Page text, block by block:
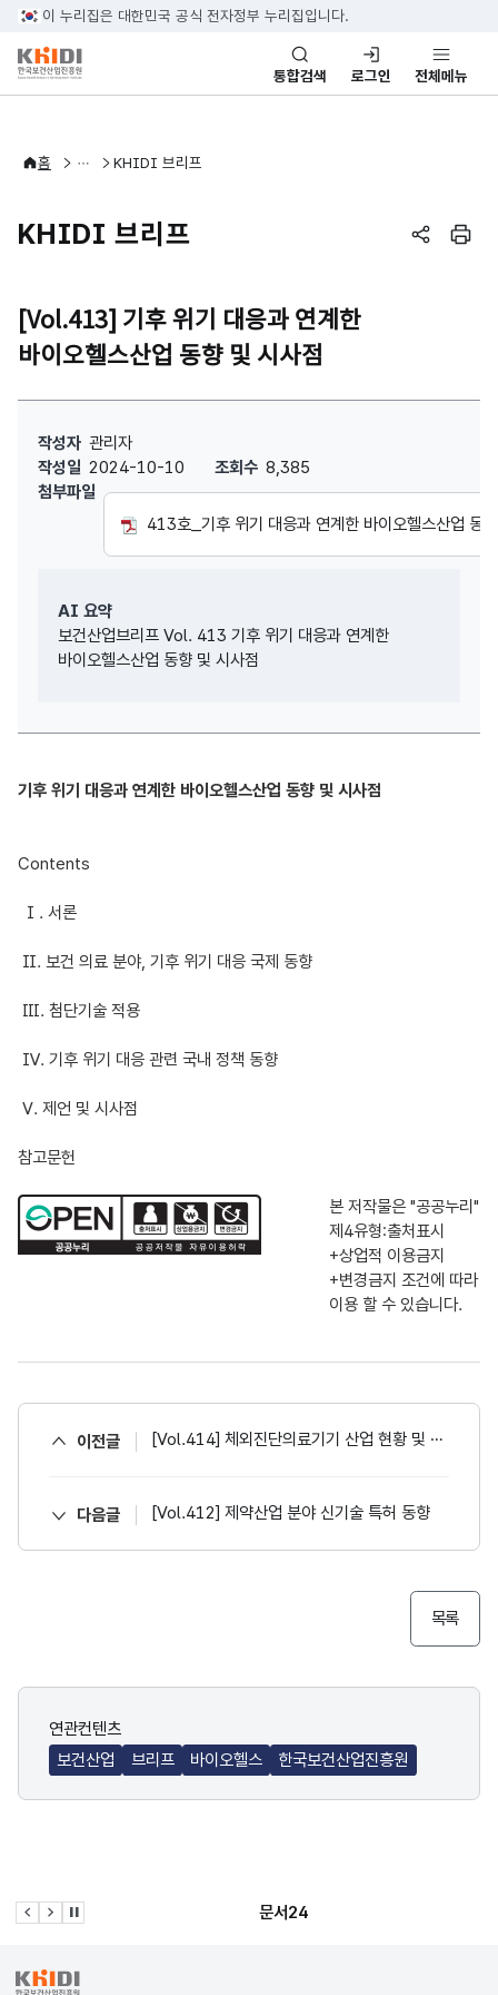
본문 바로가기
이 누리집은 대한민국 공식 전자정부 누리집입니다.
통합검색 로그인 전체메뉴
홈
바이오헬스산업정보
바이오헬스 리포트KHIDI 브리프
KHIDI 브리프 페이지 공
페이
[Vol.413] 기후 위기 대응과 연계한
바이오헬스산업 동향 및 시사점
[Vol.413] 기후 위기 대응과 연계한 바이오헬스산업 동향 및 시사점 :
작성자 관리자
작성일 2024-10-10 조회수 8,385
첨부파일
413호_기후 위기 대응과 연계한 바이오헬스산업 동
AI 요약
보건산업브리프 Vol. 413 기후 위기 대응과 연계한
바이오헬스산업 동향 및 시사점
기후 위기 대응과 연계한 바이오헬스산업 동향 및 시사점
Contents
I . 서론
Ⅱ. 보건 의료 분야, 기후 위기 대응 국제 동향
Ⅲ. 첨단기술 적용
Ⅳ. 기후 위기 대응 관련 국내 정책 동향
Ⅴ. 제언 및 시사점
참고문헌
본 저작물은 "공공누리"
제4유형:출처표시
+상업적 이용금지
+변경금지 조건에 따라
이용 할 수 있습니다.
이전글 [Vol.414] 체외진단의료기기 산업 현황 및 전망
다음글 [Vol.412] 제약산업 분야 신기술 특허 동향
목록
연관컨텐츠
보건산업
브리프 바이오헬스 한국보건산업진흥원
이전 슬라이드
다음 슬라이드
관련사이트 자동재생 멈춤 문서24
KRDS - Korea Design System